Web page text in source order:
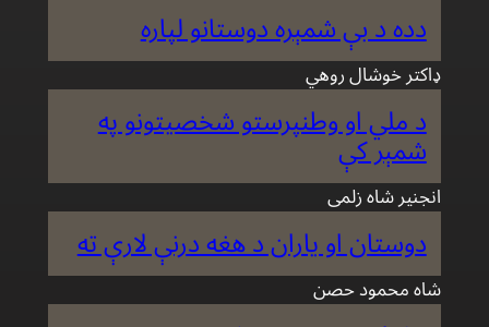
دده د بې شمېره دوستانو لپاره
ډاكتر خوشال روهي
د ملي او وطنپرستو شخصيتونو په
شمېر كې
انجنير شاه زلمى
دوستان او ياران د هغه درنې لارې ته
شاه محمود حصن